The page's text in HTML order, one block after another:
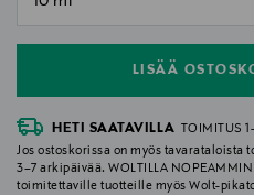
LISÄÄ
HETI SAATAVILLA
TOIMITUS
Jos ostoskorissa on myös
3–7 arkipäivää. WOLTILLA
toimitettaville tuotteille myös Wolt-